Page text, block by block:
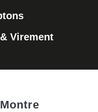
& Virement